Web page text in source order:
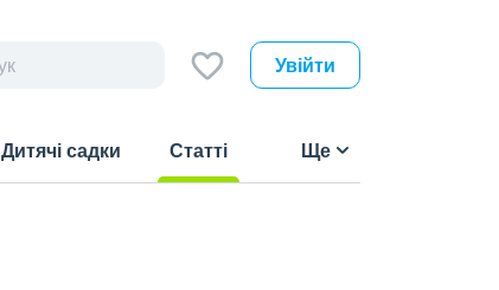
Увійти
Дитячі садки
Статті
Ще